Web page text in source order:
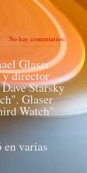
No hay comentarios:
Glaser
y director
Starsky
Glaser
Watch"
varias